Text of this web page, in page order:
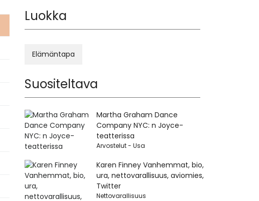
Luokka
Elämäntapa
Suositeltava
Martha Graham Dance
Company NYC: n Joyce-
teatterissa
Arvostelut - Usa
Karen Finney Vanhemmat, bio,
ura, nettovarallisuus, aviomies,
Twitter
Nettovarallisuus